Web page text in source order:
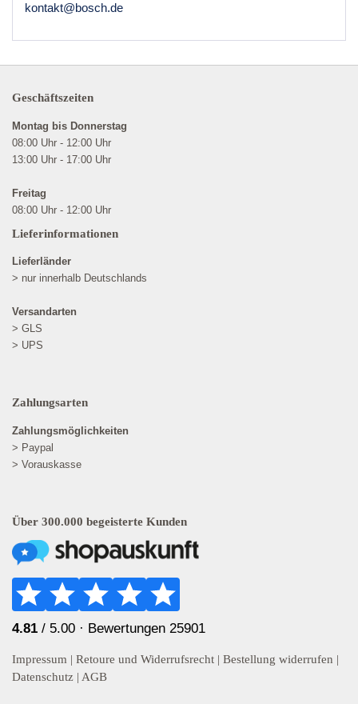
kontakt@bosch.de
Geschäftszeiten
Montag bis Donnerstag
08:00 Uhr - 12:00 Uhr
13:00 Uhr - 17:00 Uhr
Freitag
08:00 Uhr - 12:00 Uhr
Lieferinformationen
Lieferländer
> nur innerhalb Deutschlands
Versandarten
> GLS
> UPS
Zahlungsarten
Zahlungsmöglichkeiten
> Paypal
> Vorauskasse
Über 300.000 begeisterte Kunden
4.81 / 5.00 · Bewertungen 25901
Impressum | Retoure und Widerrufsrecht | Bestellung widerrufen |
Datenschutz | AGB